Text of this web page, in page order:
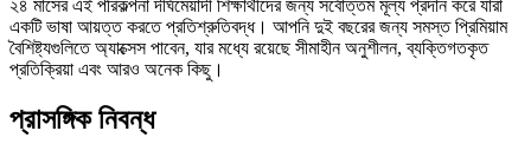
২৪ মাসের এই পরিকল্পনা দীর্ঘমেয়াদী শিক্ষার্থীদের জন্য সর্বোত্তম মূল্য প্রদান করে যারা
একটি ভাষা আয়ত্ত করতে প্রতিশ্রুতিবদ্ধ। আপনি দুই বছরের জন্য সমস্ত প্রিমিয়াম
বৈশিষ্ট্যগুলিতে অ্যাক্সেস পাবেন, যার মধ্যে রয়েছে সীমাহীন অনুশীলন, ব্যক্তিগতকৃত
প্রতিক্রিয়া এবং আরও অনেক কিছু।
প্রাসঙ্গিক নিবন্ধ